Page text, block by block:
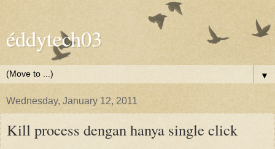
éddytech03
▼
Wednesday, January 12, 2011
Kill process dengan hanya single click